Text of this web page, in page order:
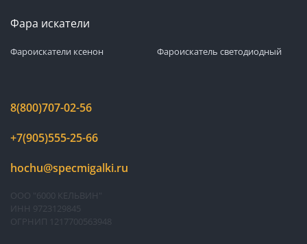
Фара искатели
Фароискатели ксенон Фароискатель светодиодный
8(800)707-02-56
+7(905)555-25-66
hochu@specmigalki.ru
ООО "6000 КЕЛЬВИН"
ИНН 9723129845
ОГРНИП 1217700563948